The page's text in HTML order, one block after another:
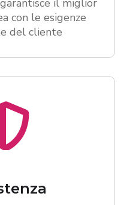
il miglior
con le esigenze
del cliente